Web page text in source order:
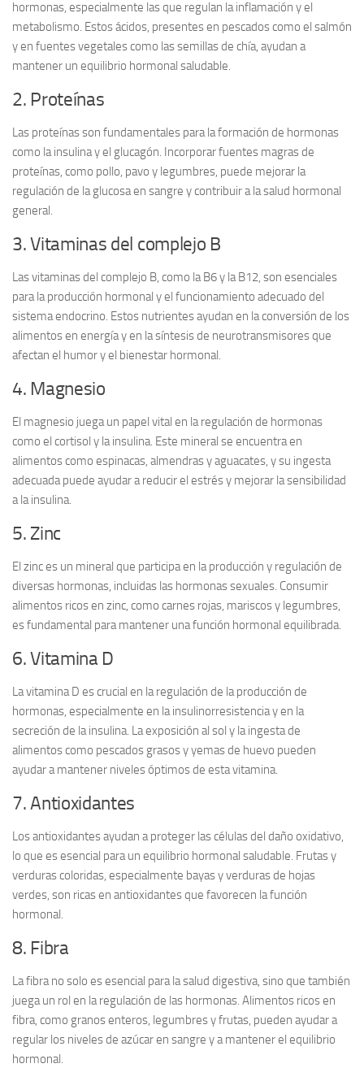
hormonas, especialmente las que regulan la inflamación y el
metabolismo. Estos ácidos, presentes en pescados como el salmón
y en fuentes vegetales como las semillas de chía, ayudan a
mantener un equilibrio hormonal saludable.
2. Proteínas
Las proteínasson fundamentales para la formación de hormonas
como la insulina y el glucagón. Incorporar fuentes magras de
proteínas, como pollo, pavo y legumbres, puede mejorar la
regulación de la glucosa en sangre y contribuir a la salud hormonal
general.
3. Vitaminas del complejo B
Lasvitaminas del complejo B, como la B6 y la B12, son esenciales
para la producción hormonal y el funcionamiento adecuado del
sistema endocrino. Estos nutrientes ayudan en la conversión de los
alimentos en energía y en la síntesis de neurotransmisores que
afectan el humor y el bienestar hormonal.
4. Magnesio
El magnesio juega un papel vital en la regulación de hormonas
como el cortisol y la insulina. Este mineral se encuentra en
alimentos como espinacas, almendras y aguacates, y su ingesta
adecuada puede ayudar a reducir el estrés y mejorar la sensibilidad
a la insulina.
5. Zinc
El zinces un mineral que participa en la producción y regulación de
diversas hormonas, incluidas las hormonas sexuales. Consumir
alimentos ricos en zinc, como carnes rojas, mariscos y legumbres,
es fundamental para mantener una función hormonal equilibrada.
6. Vitamina D
Lavitamina D es crucial en la regulación de la producción de
hormonas, especialmente en la insulinorresistencia y en la
secreción de la insulina. La exposición al sol y la ingesta de
alimentos como pescados grasos y yemas de huevo pueden
ayudar a mantener niveles óptimos de esta vitamina.
7. Antioxidantes
Losantioxidantesayudan a proteger las células del daño oxidativo,
lo que es esencial para un equilibrio hormonal saludable. Frutas y
verduras coloridas, especialmente bayas y verduras de hojas
verdes, son ricas en antioxidantes que favorecen la función
hormonal.
8. Fibra
Lafibrano solo es esencial para la salud digestiva, sino que también
juega un rol en la regulación de las hormonas. Alimentos ricos en
fibra, como granos enteros, legumbres y frutas, pueden ayudar a
regular los niveles de azúcar en sangre y a mantener el equilibrio
hormonal.